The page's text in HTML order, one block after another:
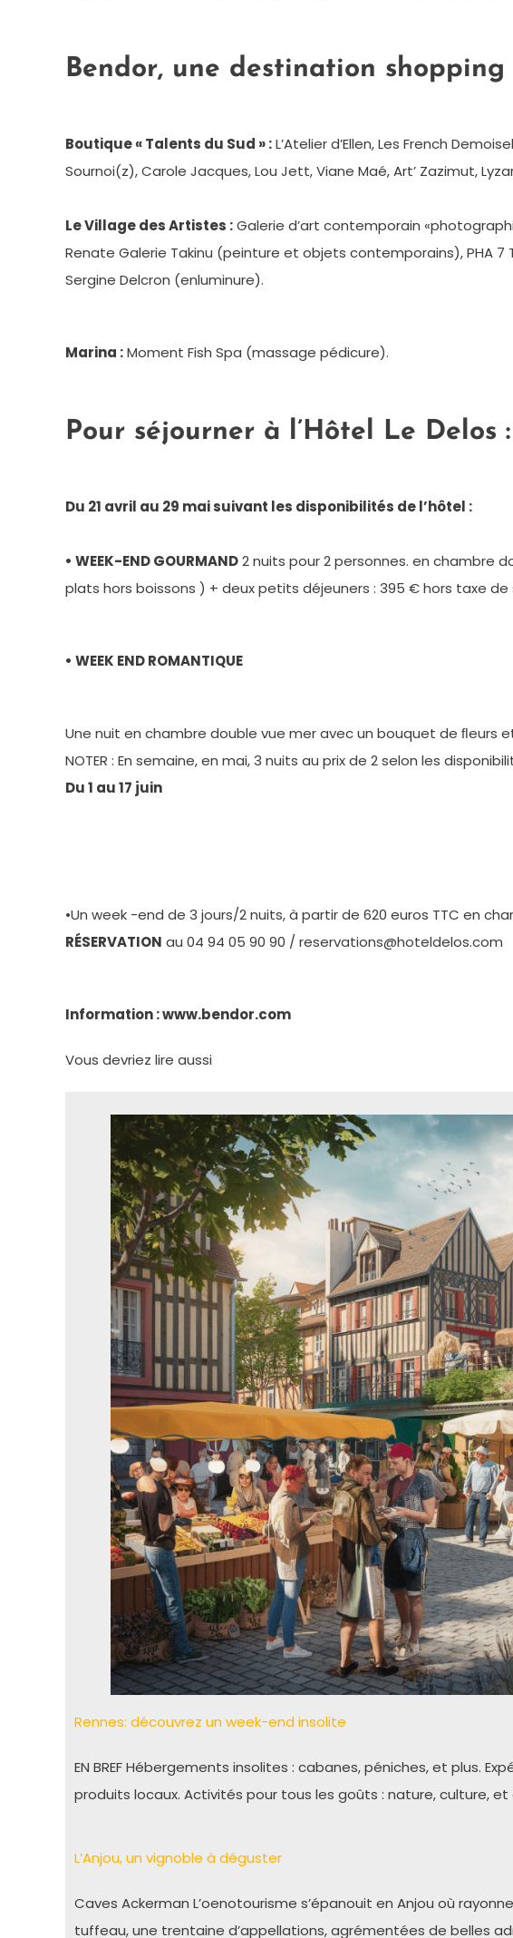
Bendor, une destination
Boutique « Talents du Sud » :L’Atelier d’Ellen, Les French
Sournoi(z), Carole Jacques, Lou Jett, Viane Maé, Art’ Zazimut,
Le Village des Artistes :Galerie d’art contemporain
Renate Galerie Takinu (peinture et objets contemporains), PHA
Sergine Delcron (enluminure).
Marina :Moment Fish Spa (massage pédicure).
Pour séjourner à l’Hôtel Le Delos :
Du 21 avril au 29 mai suivant les disponibilités de l’hôtel :
• WEEK-END GOURMAND2 nuits pour 2 personnes. en chambre
plats hors boissons ) + deux petits déjeuners : 395 € hors taxe de
• WEEK END ROMANTIQUE
Une nuit en chambre double vue mer avec un bouquet de ﬂeurs
NOTER : En semaine, en mai, 3 nuits au prix de 2 selon les
Du 1 au 17 juin
•Un week -end de 3 jours/2 nuits, à partir de 620 euros TTC en
RÉSERVATION au 04 94 05 90 90 / reservations@hoteldelos.com
Information : www.bendor.com
Vous devriez lire aussi
Rennes: découvrez un week-end insolite
EN BREF Hébergements insolites : cabanes, péniches, et plus.
produits locaux. Activités pour tous les goûts : nature, culture,
L’Anjou, un vignoble à déguster
Caves Ackerman L’oenotourisme s’épanouit en Anjou où
tuffeau, une trentaine d’appellations, agrémentées de belles